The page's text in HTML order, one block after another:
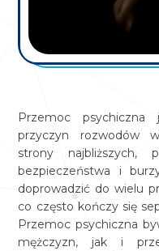
Przemoc
przyczyn rozwodów
strony najbliższych,
bezpieczeństwa i
doprowadzić do wielu
co często kończy się
Przemoc psychiczna
mężczyzn, jak i